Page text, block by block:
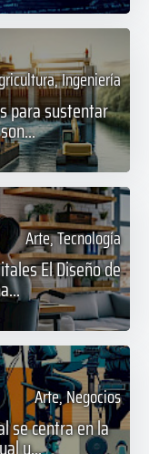
Ingeniería
para sustentar
Arte, Tecnología
El Diseño de
Arte, Negocios
se centra en la
y...